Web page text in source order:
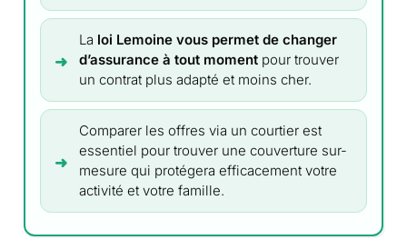
La loi Lemoine vous permet de changer
d’assurance à tout moment pour trouver
un contrat plus adapté et moins cher.
Comparer les offres via un courtier est
essentiel pour trouver une couverture sur-
mesure qui protégera efficacement votre
activité et votre famille.